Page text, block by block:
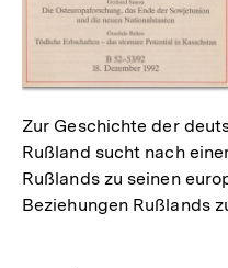
Zur Geschichte der
Rußland sucht nach
Rußlands zu seinen
Beziehungen Rußlands